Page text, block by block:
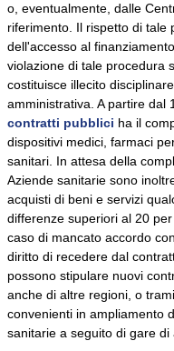
o, eventualmente, dalle
riferimento. Il rispetto di tale
dell'accesso al
violazione di tale procedura
costituisce illecito
amministrativa. A partire dal
contratti pubblici ha il
dispositivi medici, farmaci
sanitari. In attesa della
Aziende sanitarie sono
acquisti di beni e servizi
differenze superiori al 20
caso di mancato accordo
diritto di recedere dal
possono stipulare nuovi
anche di altre regioni, o
convenienti in ampliamento
sanitarie a seguito di gare